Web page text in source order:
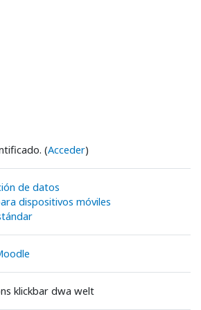
(Acceder)
de datos
dispositivos móviles
klickbar dwa welt